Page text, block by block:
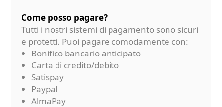
Come posso pagare?
Tutti i nostri sistemi di pagamento sono sicuri
e protetti. Puoi pagare comodamente con:
Bonifico bancario anticipato
Carta di credito/debito
Satispay
Paypal
AlmaPay